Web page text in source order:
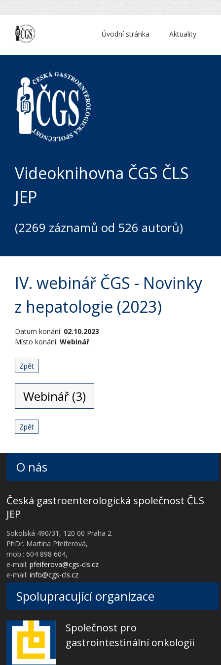
Aktuality
Úvodní stránka
Videoknihovna ČGS ČLS
JEP
(2269 záznamů od 526 autorů)
IV. webinář ČGS - Novinky
z hepatologie (2023)
Datum konání: 02.10.2023
Místo konání: Webinář
Zpět
Webinář (3)
Zpět
O nás
Česká gastroenterologická společnost ČLS
JEP
Sokolská 490/31, 120 00 Praha 2
PhDr. Martina Pfeiferová,
mob.: 604 898 604,
e-mail:pfeiferova@cgs-cls.cz
e-mail:info@cgs-cls.cz
Spolupracující organizace
Společnost pro
gastrointestinální onkologii